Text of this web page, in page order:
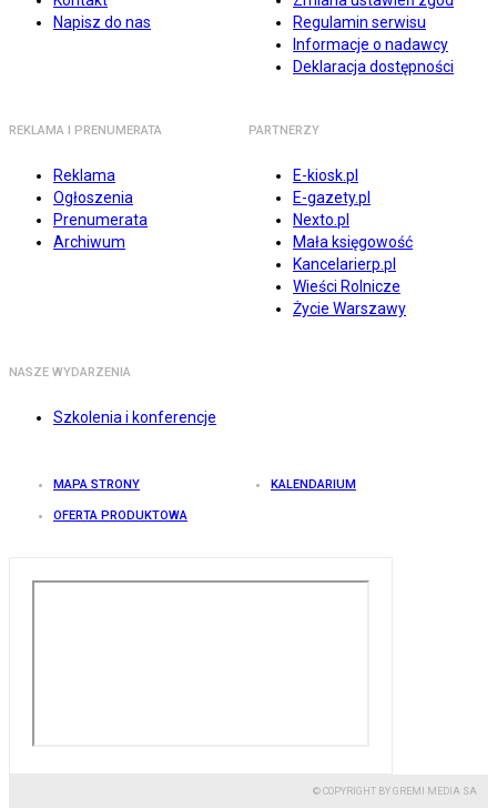
Napisz do nas
Regulamin serwisu
Informacje o nadawcy
Deklaracja dostępności
REKLAMA I PRENUMERATA
Reklama
Ogłoszenia
Prenumerata
Archiwum
PARTNERZY
E-kiosk.pl
E-gazety.pl
Nexto.pl
Mała księgowość
Kancelarierp.pl
Wieści Rolnicze
Życie Warszawy
NASZE WYDARZENIA
Szkolenia i konferencje
MAPA STRONY KALENDARIUM
OFERTA PRODUKTOWA
© COPYRIGHT BY GREMI MEDIA SA